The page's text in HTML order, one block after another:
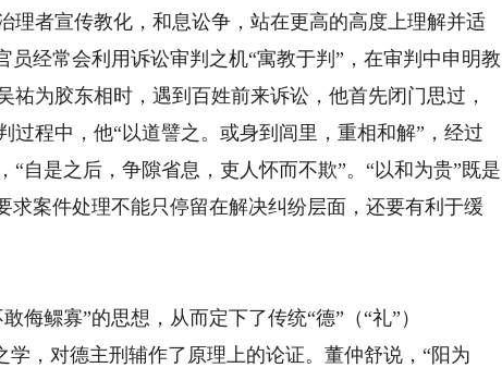
理者宣传教化，和息讼争，站在更高的高度上理解并适
员经常会利用诉讼审判之机“寓教于判”，在审判中申明教
为胶东相时，遇到百姓前来诉讼，他首先闭门思过，
过程中，他“以道譬之。或身到闾里，重相和解”，经过
自是之后，争隙省息，吏人怀而不欺”。“以和为贵”既是
求案件处理不能只停留在解决纠纷层面，还要有利于缓
鳏寡”的思想，从而定下了传统“德”（“礼”）
学，对德主刑辅作了原理上的论证。董仲舒说，“阳为